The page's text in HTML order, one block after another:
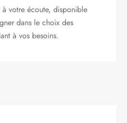
votre écoute, disponible
dans le choix des
à vos besoins.